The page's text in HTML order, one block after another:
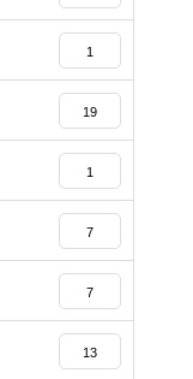
1
19
1
7
7
13